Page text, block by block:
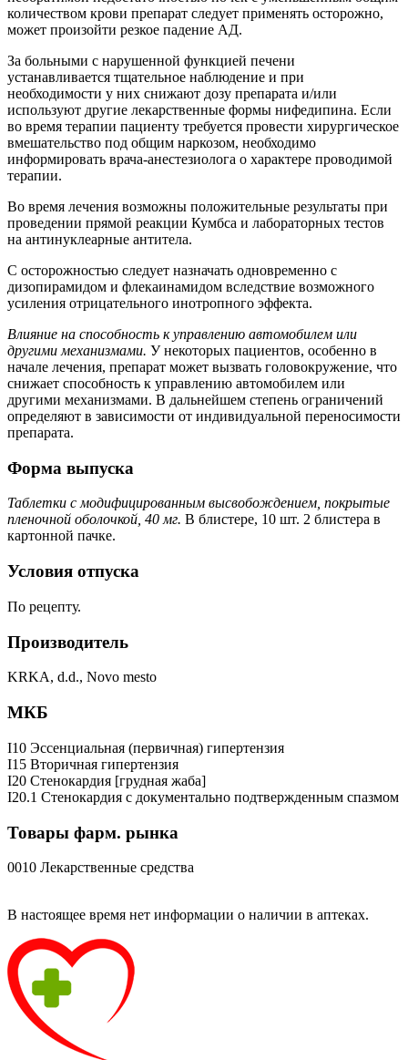
количеством крови препарат следует применять осторожно,
может произойти резкое падение АД.
За больными с нарушенной функцией печени
устанавливается тщательное наблюдение и при
необходимости у них снижают дозу препарата и/или
используют другие лекарственные формы нифедипина. Если
во время терапии пациенту требуется провести хирургическое
вмешательство под общим наркозом, необходимо
информировать врача-анестезиолога о характере проводимой
терапии.
Во время лечения возможны положительные результаты при
проведении прямой реакции Кумбса и лабораторных тестов
на антинуклеарные антитела.
С осторожностью следует назначать одновременно с
дизопирамидом и флекаинамидом вследствие возможного
усиления отрицательного инотропного эффекта.
Влияние на способность к управлению автомобилем или
другими механизмами. У некоторых пациентов, особенно в
начале лечения, препарат может вызвать головокружение, что
снижает способность к управлению автомобилем или
другими механизмами. В дальнейшем степень ограничений
определяют в зависимости от индивидуальной переносимости
препарата.
Форма выпуска
Таблетки с модифицированным высвобождением, покрытые
пленочной оболочкой, 40 мг. В блистере, 10 шт. 2 блистера в
картонной пачке.
Условия отпуска
По рецепту.
Производитель
KRKA, d.d., Novo mesto
МКБ
I10 Эссенциальная (первичная) гипертензия
I15 Вторичная гипертензия
I20 Стенокардия [грудная жаба]
I20.1 Стенокардия с документально подтвержденным спазмом
Товары фарм. рынка
0010 Лекарственные средства
В настоящее время нет информации о наличии в аптеках.